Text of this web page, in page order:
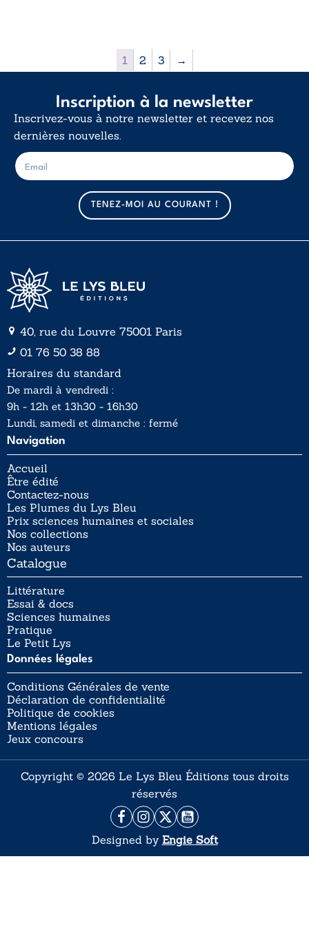
1 2 3 →
Inscription à la newsletter
Inscrivez-vous à notre newsletter et recevez nos
dernières nouvelles.
m
a
i
l
E
-
m
TENEZ-MOI AU COURANT !
40, rue du Louvre 75001 Paris
01 76 50 38 88
Horaires du standard
De mardi à vendredi :
9h - 12h et 13h30 - 16h30
Lundi, samedi et dimanche : fermé
Navigation
Accueil
Être édité
Contactez-nous
Les Plumes du Lys Bleu
Prix sciences humaines et sociales
Nos collections
Nos auteurs
Catalogue
Littérature
Essai & docs
Sciences humaines
Pratique
Le Petit Lys
Données légales
Conditions Générales de vente
Déclaration de confidentialité
Politique de cookies
Mentions légales
Jeux concours
Copyright © 2026 Le Lys Bleu Éditions tous droits
réservés
Designed by Engie Soft